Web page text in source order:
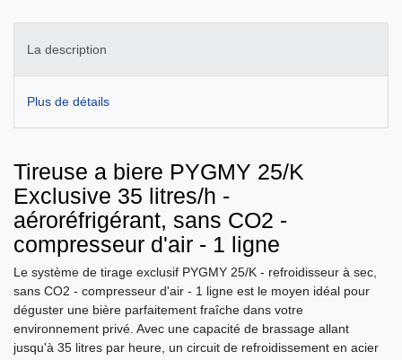
La description
Plus de détails
Tireuse a biere PYGMY 25/K
Exclusive 35 litres/h -
aéroréfrigérant, sans CO2 -
compresseur d'air - 1 ligne
Le système de tirage exclusif PYGMY 25/K - refroidisseur à sec,
sans CO2 - compresseur d'air - 1 ligne est le moyen idéal pour
déguster une bière parfaitement fraîche dans votre
environnement privé. Avec une capacité de brassage allant
jusqu'à 35 litres par heure, un circuit de refroidissement en acier